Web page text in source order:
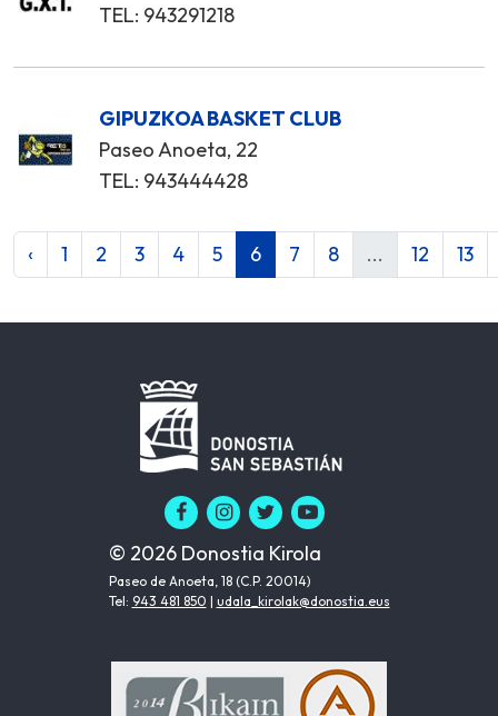
TEL: 943291218
GIPUZKOA BASKET CLUB
Paseo Anoeta, 22
TEL: 943444428
‹ 1 2 3 4 5 6 7 8 ... 12 13
© 2026 Donostia Kirola
Paseo de Anoeta, 18 (C.P. 20014)
Tel: 943 481 850 | udala_kirolak@donostia.eus